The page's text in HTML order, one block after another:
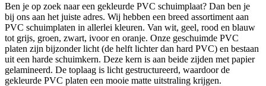
Ben je op zoek naar een gekleurde PVC schuimplaat? Dan ben je
bij ons aan het juiste adres. Wij hebben een breed assortiment aan
PVC schuimplaten in allerlei kleuren. Van wit, geel, rood en blauw
tot grijs, groen, zwart, ivoor en oranje. Onze geschuimde PVC
platen zijn bijzonder licht (de helft lichter dan hard PVC) en bestaan
uit een harde schuimkern. Deze kern is aan beide zijden met papier
gelamineerd. De toplaag is licht gestructureerd, waardoor de
gekleurde PVC platen een mooie matte uitstraling krijgen.